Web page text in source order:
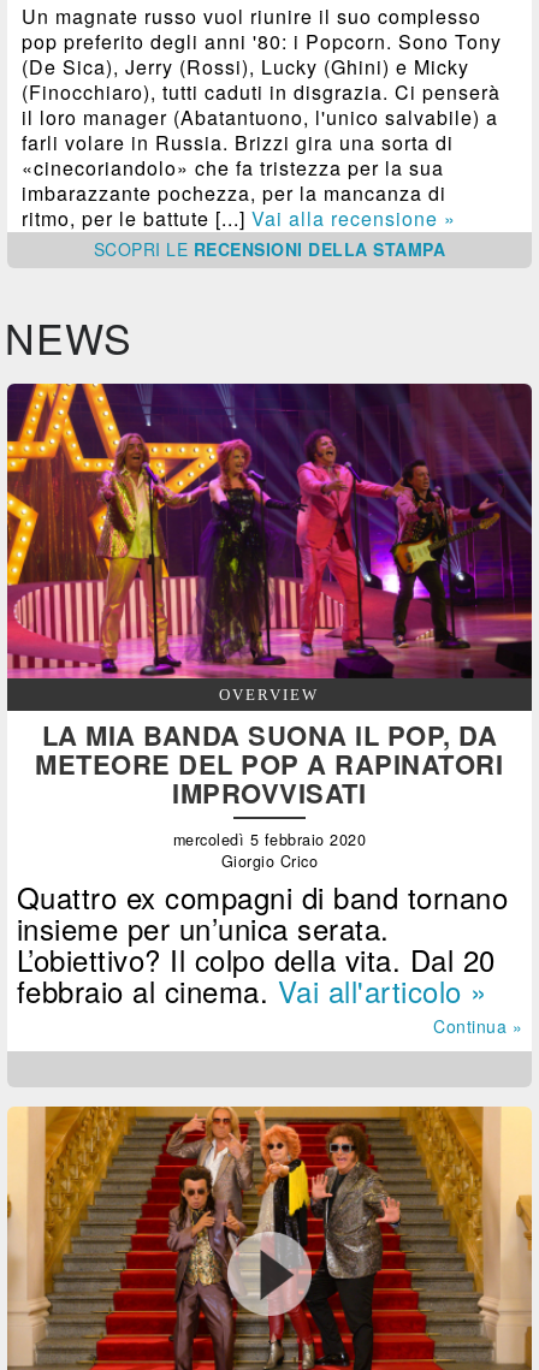
Un magnate russo vuol riunire il suo complesso
pop preferito degli anni '80: i Popcorn. Sono Tony
(De Sica), Jerry (Rossi), Lucky (Ghini) e Micky
(Finocchiaro), tutti caduti in disgrazia. Ci penserà
il loro manager (Abatantuono, l'unico salvabile) a
farli volare in Russia. Brizzi gira una sorta di
«cinecoriandolo» che fa tristezza per la sua
imbarazzante pochezza, per la mancanza di
ritmo, per le battute [...]Vai alla recensione »
SCOPRI LE RECENSIONI DELLA STAMPA
NEWS
OVERVIEW
LA MIA BANDA SUONA IL POP, DA
METEORE DEL POP A RAPINATORI
IMPROVVISATI
mercoledì 5 febbraio 2020
Giorgio Crico
Quattro ex compagni di band tornano
insieme per un’unica serata.
L’obiettivo? Il colpo della vita. Dal 20
febbraio al cinema. Vai all'articolo »
Continua »